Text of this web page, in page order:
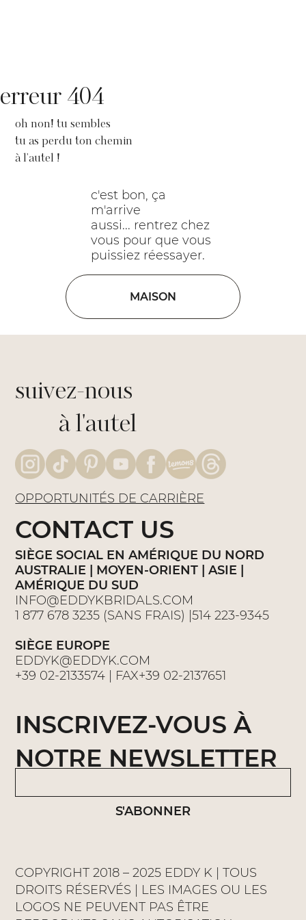
MAISON
oh non! tu sembles
tu as perdu ton chemin
à l'autel !
erreur 404
c'est bon, ça
m'arrive
aussi... rentrez chez
vous pour que vous
puissiez réessayer.
COPYRIGHT 2018 – 2025 EDDY K | TOUS
DROITS RÉSERVÉS | LES IMAGES OU LES
LOGOS NE PEUVENT PAS ÊTRE
suivez-nous
à l'autel
SIÈGE SOCIAL EN AMÉRIQUE DU NORD
AUSTRALIE | MOYEN-ORIENT | ASIE |
AMÉRIQUE DU SUD
INFO@EDDYKBRIDALS.COM
1 877 678 3235 (SANS FRAIS) |514 223-9345
SIÈGE EUROPE
EDDYK@EDDYK.COM
+39 02-2133574 | FAX+39 02-2137651
CONTACT US
S'ABONNER
INSCRIVEZ-VOUS À
NOTRE NEWSLETTER
OPPORTUNITÉS DE CARRIÈRE